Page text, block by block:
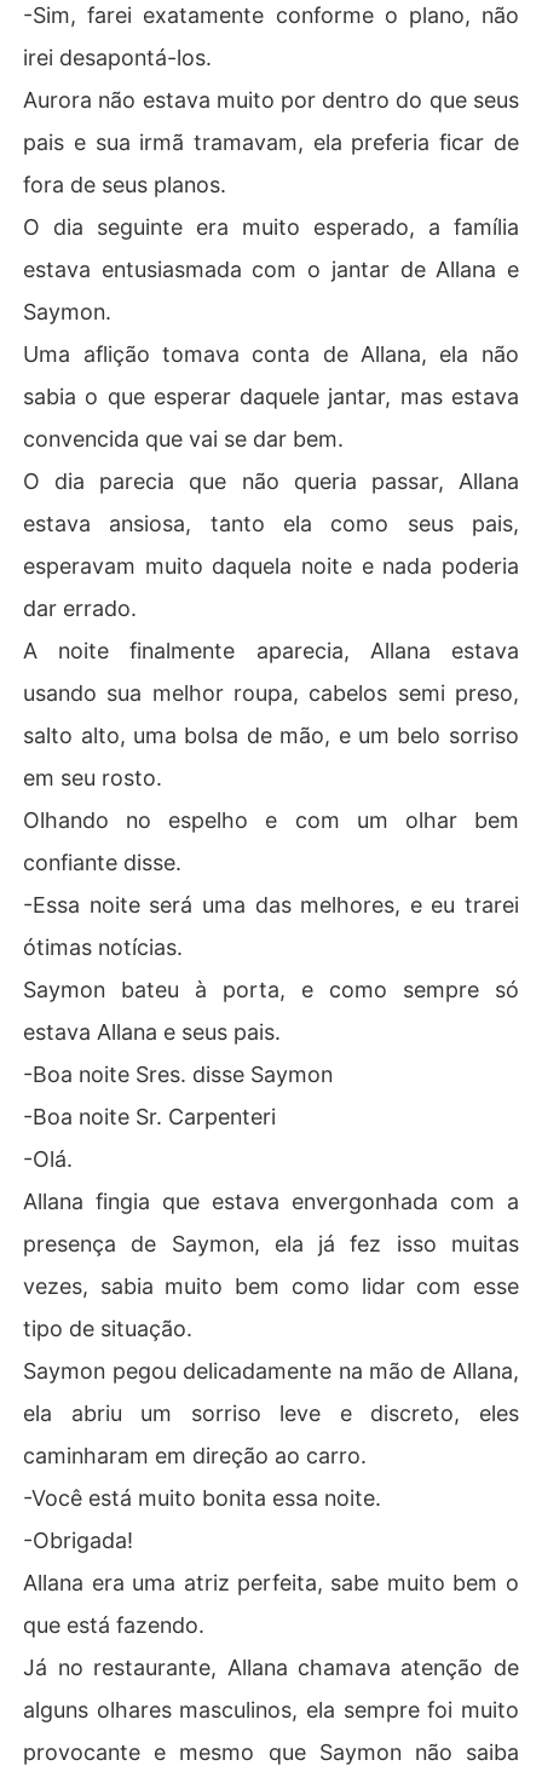
-Sim, farei exatamente conforme o plano, não
irei desapontá-los.
Aurora não estava muito por dentro do que seus
pais e sua irmã tramavam, ela preferia ficar de
fora de seus planos.
O dia seguinte era muito esperado, a família
estava entusiasmada com o jantar de Allana e
Saymon.
Uma aflição tomava conta de Allana, ela não
sabia o que esperar daquele jantar, mas estava
convencida que vai se dar bem.
O dia parecia que não queria passar, Allana
estava ansiosa, tanto ela como seus pais,
esperavam muito daquela noite e nada poderia
dar errado.
A noite finalmente aparecia, Allana estava
usando sua melhor roupa, cabelos semi preso,
salto alto, uma bolsa de mão, e um belo sorriso
em seu rosto.
Olhando no espelho e com um olhar bem
confiante disse.
-Essa noite será uma das melhores, e eu trarei
ótimas notícias.
Saymon bateu à porta, e como sempre só
estava Allana e seus pais.
-Boa noite Sres. disse Saymon
-Boa noite Sr. Carpenteri
-Olá.
Allana fingia que estava envergonhada com a
presença de Saymon, ela já fez isso muitas
vezes, sabia muito bem como lidar com esse
tipo de situação.
Saymon pegou delicadamente na mão de Allana,
ela abriu um sorriso leve e discreto, eles
caminharam em direção ao carro.
-Você está muito bonita essa noite.
-Obrigada!
Allana era uma atriz perfeita, sabe muito bem o
que está fazendo.
Já no restaurante, Allana chamava atenção de
alguns olhares masculinos, ela sempre foi muito
provocante e mesmo que Saymon não saiba